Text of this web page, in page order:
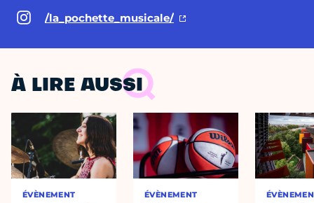
/la_pochette_musicale/
À LIRE AUSSI
ÉVÈNEMENT ÉVÈNEMENT